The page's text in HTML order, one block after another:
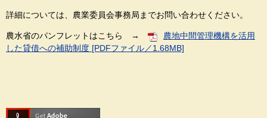
詳細については、農業委員会事務局までお問い合わせください。
農水省のパンフレットはこちら →
農地中間管理機構を活用
した貸借への補助制度 [PDFファイル／1.68MB]